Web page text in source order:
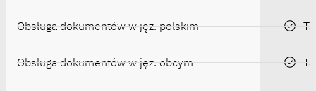
Obsługa dokumentów w jęz. polskim
Obsługa dokumentów w jęz. obcym